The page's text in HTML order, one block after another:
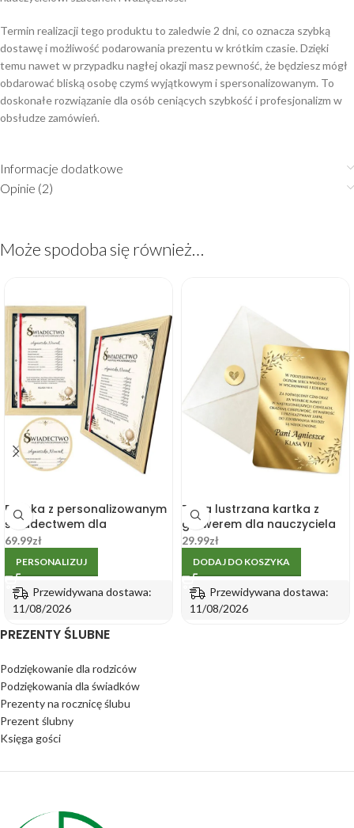
Termin realizacji tego produktu to zaledwie 2 dni, co oznacza szybką
dostawę i możliwość podarowania prezentu w krótkim czasie. Dzięki
temu nawet w przypadku nagłej okazji masz pewność, że będziesz mógł
obdarować bliską osobę czymś wyjątkowym i spersonalizowanym. To
doskonałe rozwiązanie dla osób ceniących szybkość i profesjonalizm w
obsłudze zamówień.
Informacje dodatkowe
Opinie (2)
Może spodoba się również…
Ramka z personalizowanym
świadectwem dla
nauczyciela na koniec roku
69.99zł
PERSONALIZUJ
Przewidywana dostawa:
11/08/2026
Złota lustrzana kartka z
grawerem dla nauczyciela
na zakończenie roku
29.99zł
DODAJ DO KOSZYKA
Przewidywana dostawa:
11/08/2026
PREZENTY ŚLUBNE
Podziękowanie dla rodziców
Podziękowania dla świadków
Prezenty na rocznicę ślubu
Prezent ślubny
Księga gości